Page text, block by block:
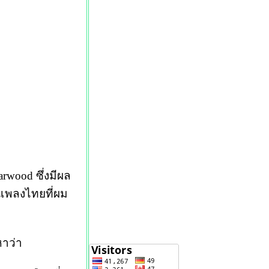
ซึ่งมีผล
พลงไทยที่ผม
ว่า